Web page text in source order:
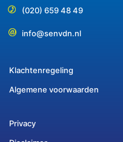
(020) 659 48 49
info@senvdn.nl
Klachtenregeling
Algemene voorwaarden
Privacy